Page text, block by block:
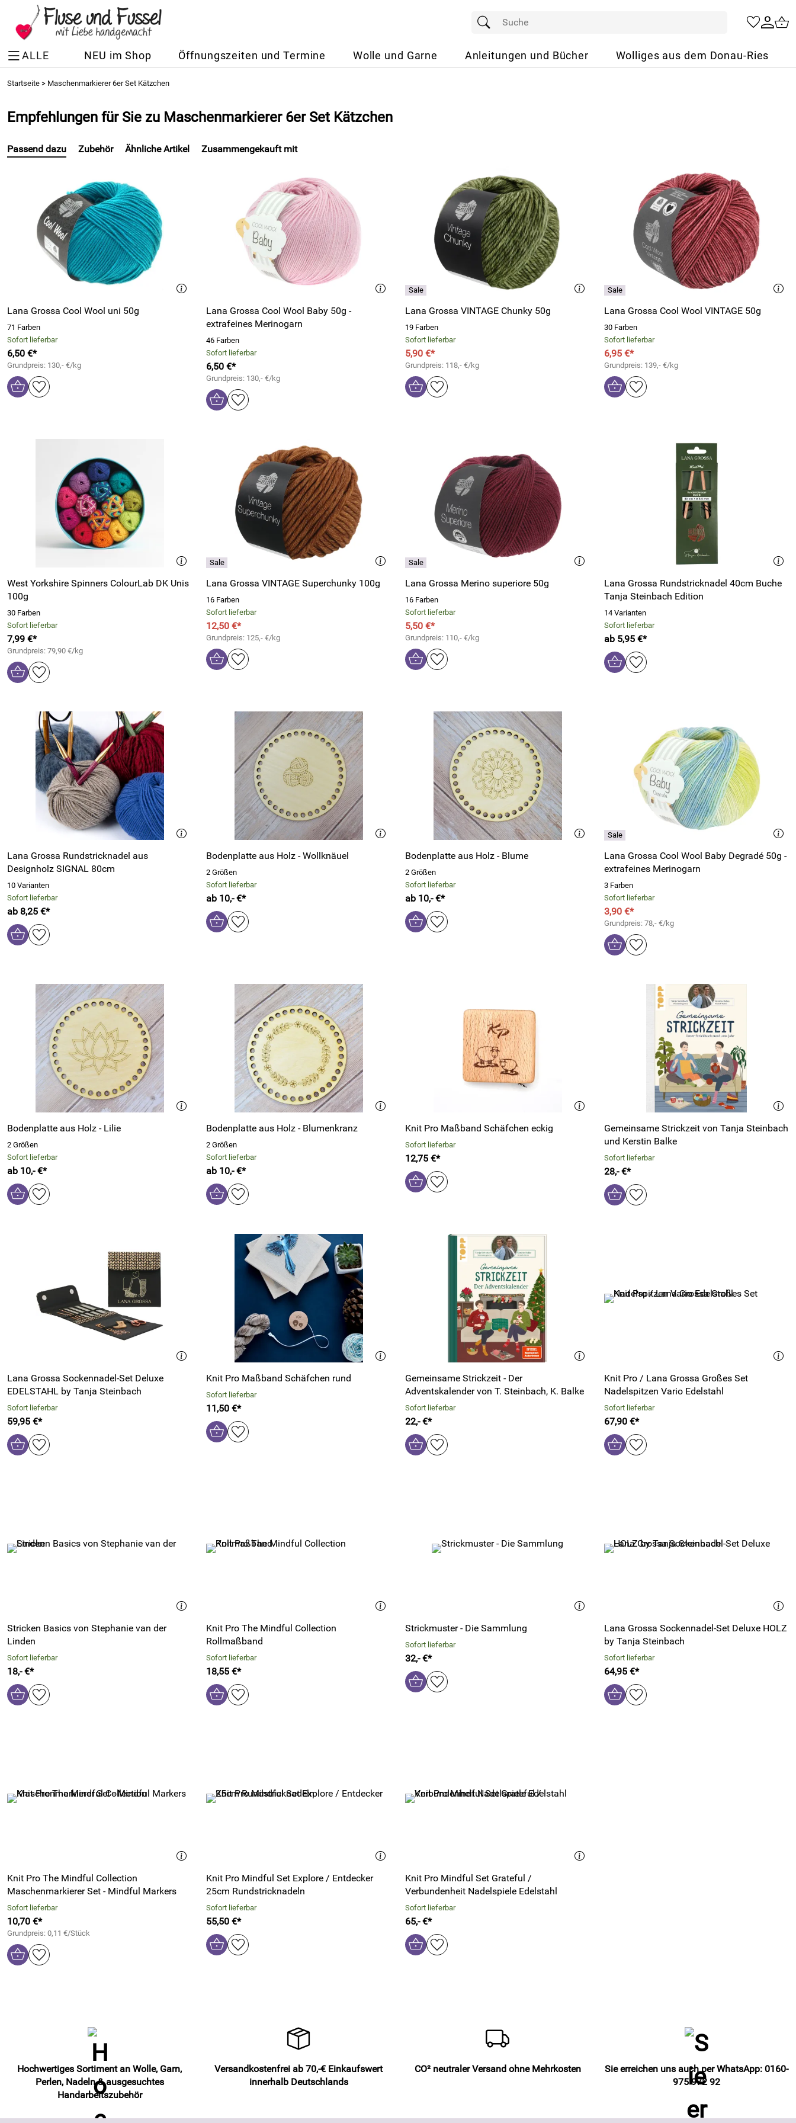
ALLE NEU im Shop Öffnungszeiten und Termine Wolle und Garne Anleitungen und Bücher Wolliges aus dem Donau-Ries
Startseite > Maschenmarkierer 6er Set Kätzchen
Empfehlungen für Sie zu Maschenmarkierer 6er Set Kätzchen
Passend dazu
Lana Grossa Cool Wool uni 50g
71 Farben
Sofort lieferbar
6,50 €*
Grundpreis: 130,- €/kg
Lana Grossa Cool Wool Baby 50g -
extrafeines Merinogarn
46 Farben
Sofort lieferbar
6,50 €*
Grundpreis: 130,- €/kg
Lana Grossa VINTAGE Chunky 50g
19 Farben
Sofort lieferbar
5,90 €*
Grundpreis: 118,- €/kg
Lana Grossa Cool Wool VINTAGE 50g
30 Farben
Sofort lieferbar
6,95 €*
Grundpreis: 139,- €/kg
West Yorkshire Spinners ColourLab DK Unis
100g
30 Farben
Sofort lieferbar
7,99 €*
Grundpreis: 79,90 €/kg
Lana Grossa VINTAGE Superchunky 100g
16 Farben
Sofort lieferbar
12,50 €*
Grundpreis: 125,- €/kg
Lana Grossa Merino superiore 50g
16 Farben
Sofort lieferbar
5,50 €*
Grundpreis: 110,- €/kg
Lana Grossa Rundstricknadel 40cm Buche
Tanja Steinbach Edition
14 Varianten
Sofort lieferbar
ab 5,95 €*
Lana Grossa Rundstricknadel aus
Designholz SIGNAL 80cm
10 Varianten
Sofort lieferbar
ab 8,25 €*
Bodenplatte aus Holz - Wollknäuel
2 Größen
Sofort lieferbar
ab 10,- €*
Bodenplatte aus Holz - Blume
2 Größen
Sofort lieferbar
ab 10,- €*
Lana Grossa Cool Wool Baby Degradé 50g -
extrafeines Merinogarn
3 Farben
Sofort lieferbar
3,90 €*
Grundpreis: 78,- €/kg
Bodenplatte aus Holz - Lilie
2 Größen
Sofort lieferbar
ab 10,- €*
Bodenplatte aus Holz - Blumenkranz
2 Größen
Sofort lieferbar
ab 10,- €*
Knit Pro Maßband Schäfchen eckig
Sofort lieferbar
12,75 €*
Gemeinsame Strickzeit von Tanja Steinbach
und Kerstin Balke
Sofort lieferbar
28,- €*
Lana Grossa Sockennadel-Set Deluxe
EDELSTAHL by Tanja Steinbach
Sofort lieferbar
59,95 €*
Knit Pro Maßband Schäfchen rund
Sofort lieferbar
11,50 €*
Gemeinsame Strickzeit - Der
Adventskalender von T. Steinbach, K. Balke
Sofort lieferbar
22,- €*
Knit Pro / Lana Grossa Großes Set
Nadelspitzen Vario Edelstahl
Sofort lieferbar
67,90 €*
Stricken Basics von Stephanie van der
Linden
Sofort lieferbar
18,- €*
Knit Pro The Mindful Collection
Rollmaßband
Sofort lieferbar
18,55 €*
Strickmuster - Die Sammlung
Sofort lieferbar
32,- €*
Lana Grossa Sockennadel-Set Deluxe HOLZ
by Tanja Steinbach
Sofort lieferbar
64,95 €*
Knit Pro The Mindful Collection
Maschenmarkierer Set - Mindful Markers
Sofort lieferbar
10,70 €*
Grundpreis: 0,11 €/Stück
Knit Pro Mindful Set Explore / Entdecker
25cm Rundstricknadeln
Sofort lieferbar
55,50 €*
Knit Pro Mindful Set Grateful /
Verbundenheit Nadelspiele Edelstahl
Sofort lieferbar
65,- €*
Zubehör Ähnliche Artikel Zusammengekauft mit
Hochwertiges Sortiment an Wolle, Garn,
Perlen, Nadeln & ausgesuchtes
Handarbeitszubehör
Versandkostenfrei ab 70,-€ Einkaufswert
innerhalb Deutschlands
CO² neutraler Versand ohne Mehrkosten
Sie erreichen uns auch per WhatsApp: 0160-
975 972 92